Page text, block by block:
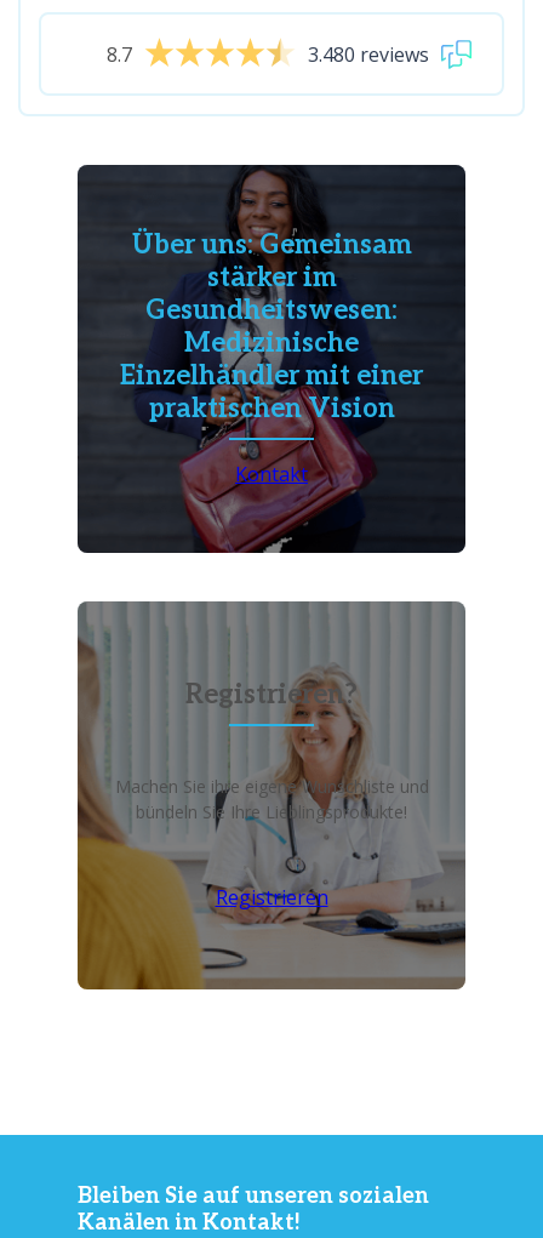
8.7 3.480 reviews
Über uns: Gemeinsam
stärker im
Gesundheitswesen:
Medizinische
Einzelhändler mit einer
praktischen Vision
Kontakt
Registrieren?
Machen Sie ihre eigene Wunschliste und
bündeln Sie Ihre Lieblingsprodukte!
Registrieren
Bleiben Sie auf unseren sozialen
Kanälen in Kontakt!